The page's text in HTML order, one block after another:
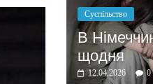
38 зґвалтувань